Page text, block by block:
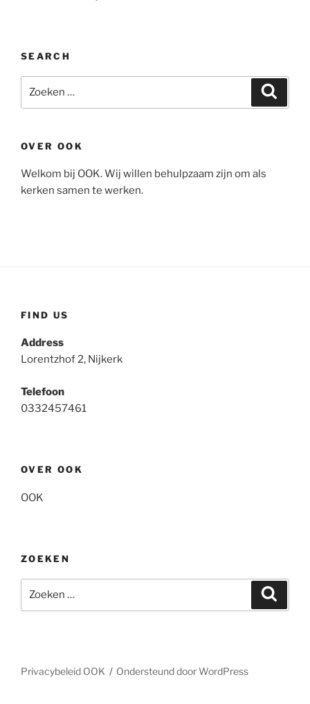
SEARCH
naar:
OVER OOK
Welkom bij OOK. Wij willen behulpzaam zijn om als
kerken samen te werken.
FIND US
Address
Lorentzhof 2, Nijkerk
Telefoon
0332457461
OVER OOK
OOK
ZOEKEN
naar:
Privacybeleid OOK Ondersteund door WordPress